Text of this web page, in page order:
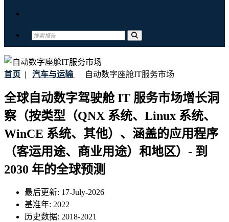
首页 | 汽车与运输 | 自动数字座舱IT服务市场
全球自动数字驾驶舱 IT 服务市场增长洞
察（按类型（QNX 系统、Linux 系统、
WinCE 系统、其他）、涵盖的应用程序
（客运用途、商业用途）和地区）- 到
2030 年的全球预测
最后更新: 17-July-2026
基准年: 2022
历史数据: 2018-2021